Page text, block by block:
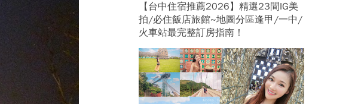
【台中住宿推薦2026】精選23間IG美
拍/必住飯店旅館~地圖分區逢甲/一中/
火車站最完整訂房指南！